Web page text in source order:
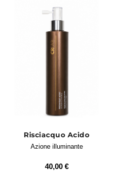
Risciacquo Acido
Azione illuminante
40,00 €